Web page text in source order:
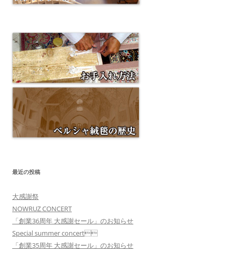
最近の投稿
大感謝祭
NOWRUZ CONCERT
「創業36周年 大感謝セール」のお知らせ
Special summer concert
「創業35周年 大感謝セール」のお知らせ